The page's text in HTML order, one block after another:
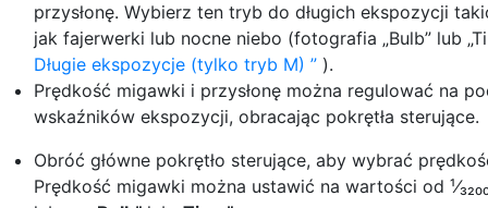
przysłonę. Wybierz ten tryb do długich ekspozycji
jak fajerwerki lub nocne niebo (fotografia „Bulb” lub
Długie ekspozycje (tylko tryb M)
).
Prędkość migawki i przysłonę można regulować na
wskaźników ekspozycji, obracając pokrętła sterujące.
Obróć główne pokrętło sterujące, aby wybrać
Prędkość migawki można ustawić na wartości od